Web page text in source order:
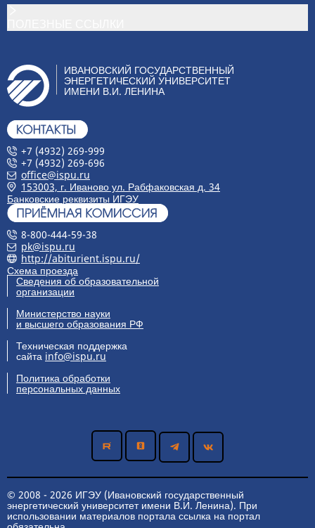
ИВАНОВСКИЙ ГОСУДАРСТВЕННЫЙ
ЭНЕРГЕТИЧЕСКИЙ УНИВЕРСИТЕТ
ИМЕНИ В.И. ЛЕНИНА
+7 (4932) 269-999
+7 (4932) 269-696
office@ispu.ru
153003, г. Иваново ул. Рабфаковская д. 34
Банковские реквизиты ИГЭУ
8-800-444-59-38
pk@ispu.ru
http://abiturient.ispu.ru/
Схема проезда
Сведения об образовательной
организации
Министерство науки
и высшего образования РФ
Техническая поддержка
сайта info@ispu.ru
Политика обработки
персональных данных
© 2008 - 2026 ИГЭУ (Ивановский государственный
энергетический университет имени В.И. Ленина). При
использовании материалов портала ссылка на портал